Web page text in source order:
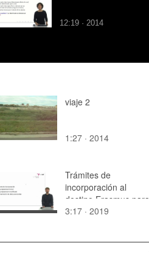
12:19 · 2014
viaje 2
1:27 · 2014
Trámites de
incorporación al
destino Erasmus para
alumnos nominados
3:17 · 2019